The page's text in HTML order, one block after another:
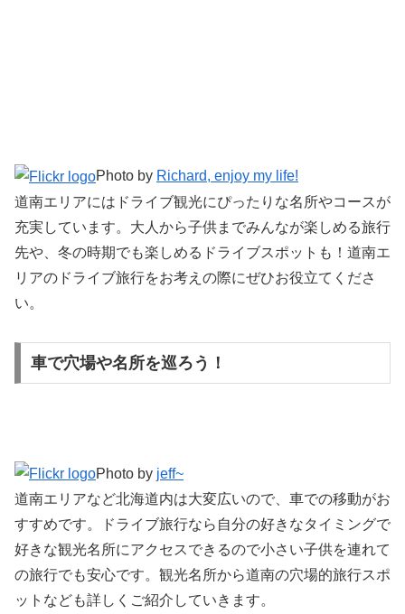
Photo by Richard, enjoy my life!
道南エリアにはドライブ観光にぴったりな名所やコースが
充実しています。大人から子供までみんなが楽しめる旅行
先や、冬の時期でも楽しめるドライブスポットも！道南エ
リアのドライブ旅行をお考えの際にぜひお役立てくださ
い。
車で穴場や名所を巡ろう！
Photo by jeff~
道南エリアなど北海道内は大変広いので、車での移動がお
すすめです。ドライブ旅行なら自分の好きなタイミングで
好きな観光名所にアクセスできるので小さい子供を連れて
の旅行でも安心です。観光名所から道南の穴場的旅行スポ
ットなども詳しくご紹介していきます。